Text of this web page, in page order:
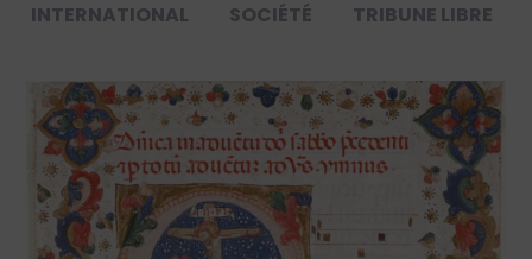
INTERNATIONAL
SOCIÉTÉ TRIBUNE LIBRE